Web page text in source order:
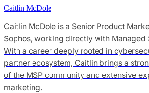
Caitlin McDole
Caitlin McDole is a Senior Product
Sophos, working directly with Managed
With a career deeply rooted in
partner ecosystem, Caitlin brings a
of the MSP community and extensive
marketing.